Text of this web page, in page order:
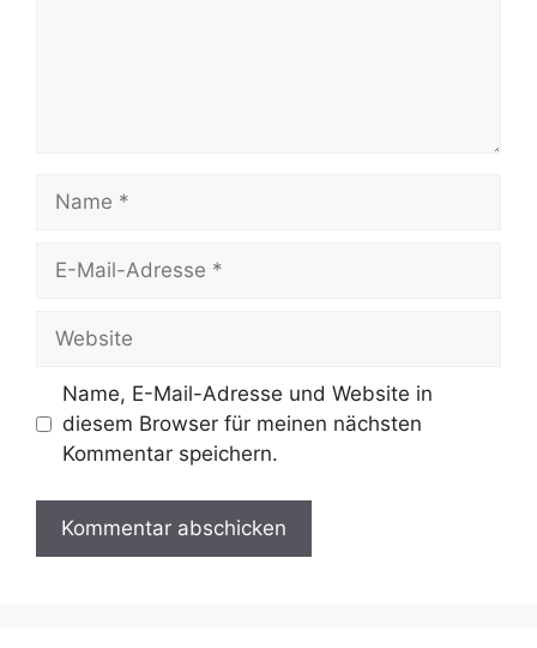
Name
Website
Name, E-Mail-Adresse und Website in
diesem Browser für meinen nächsten
Kommentar speichern.